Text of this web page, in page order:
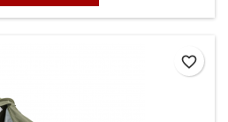
favorite_border